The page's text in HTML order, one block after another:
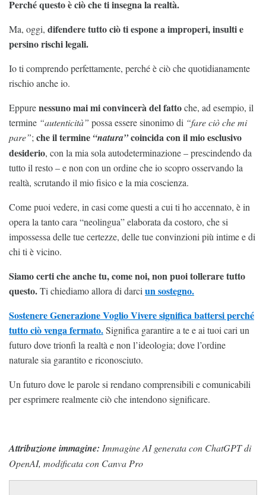
Perché questo è ciò che ti insegna la realtà.
Ma, oggi, difendere tutto ciò ti espone a improperi, insulti e
persino rischi legali.
Io ti comprendo perfettamente, perché è ciò che quotidianamente
rischio anche io.
Eppurenessuno mai mi convincerà del fattoche, ad esempio, il
termine “autenticità” possa essere sinonimo di “fare ciò che mi
pare”;che il termine “natura”coincida con il mio esclusivo
desiderio, con la mia sola autodeterminazione – prescindendo da
tutto il resto – e non con un ordine che io scopro osservando la
realtà, scrutando il mio fisico e la mia coscienza.
Come puoi vedere, in casi come questi a cui ti ho accennato, è in
opera la tanto cara “neolingua” elaborata da costoro, che si
impossessa delle tue certezze, delle tue convinzioni più intime e di
chi ti è vicino.
Siamo certi che anche tu, come noi, non puoi tollerare tutto
questo.Ti chiediamo allora di darciun sostegno.
Sostenere Generazione Voglio Vivere significa battersi perché
tutto ciò venga fermato.Significa garantire a te e ai tuoi cari un
futuro dove trionfi la realtà e non l’ideologia; dove l’ordine
naturale sia garantito e riconosciuto.
Un futuro dove le parole si rendano comprensibili e comunicabili
per esprimere realmente ciò che intendono significare.
Attribuzione immagine: Immagine AI generata con ChatGPT di
OpenAI, modificata con Canva Pro